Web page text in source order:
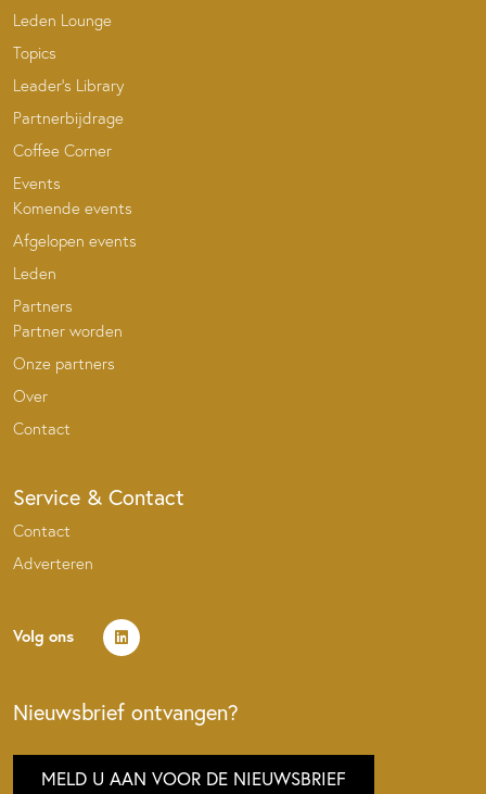
Leden Lounge
Topics
Leader’s Library
Partnerbijdrage
Coffee Corner
Events
Komende events
Afgelopen events
Leden
Partners
Partner worden
Onze partners
Over
Contact
Service & Contact
Contact
Adverteren
Volg ons
Nieuwsbrief ontvangen?
MELD U AAN VOOR DE NIEUWSBRIEF